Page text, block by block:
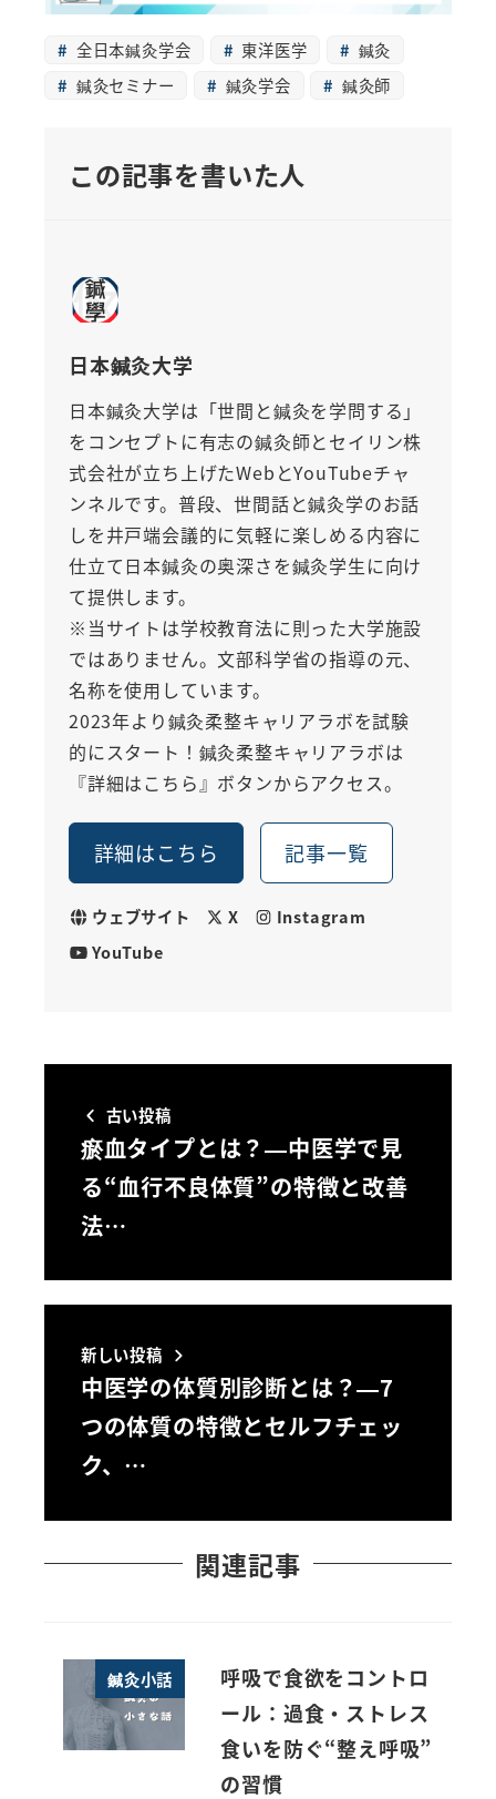
全日本鍼灸学会 東洋医学
鍼灸
鍼灸セミナー
鍼灸学会 鍼灸師
この記事を書いた人
日本鍼灸大学
日本鍼灸大学は「世間と鍼灸を学問する」
をコンセプトに有志の鍼灸師とセイリン株
式会社が立ち上げたWebとYouTubeチャ
ンネルです。普段、世間話と鍼灸学のお話
しを井戸端会議的に気軽に楽しめる内容に
仕立て日本鍼灸の奥深さを鍼灸学生に向け
て提供します。
※当サイトは学校教育法に則った大学施設
ではありません。文部科学省の指導の元、
名称を使用しています。
2023年より鍼灸柔整キャリアラボを試験
的にスタート！鍼灸柔整キャリアラボは
『詳細はこちら』ボタンからアクセス。
詳細はこちら 記事一覧
ウェブサイト X
Instagram
YouTube
古い投稿
瘀血タイプとは？—中医学で見
る“血行不良体質”の特徴と改善
法…
新しい投稿
中医学の体質別診断とは？—7
つの体質の特徴とセルフチェッ
ク、…
関連記事
鍼灸小話
呼吸で食欲をコントロ
ール：過食・ストレス
食いを防ぐ“整え呼吸”
の習慣